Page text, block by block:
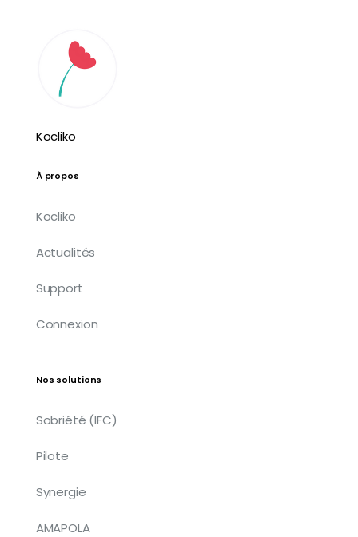
Kocliko
À propos
Kocliko
Actualités
Support
Connexion
Nos solutions
Sobriété (IFC)
Pilote
Synergie
AMAPOLA